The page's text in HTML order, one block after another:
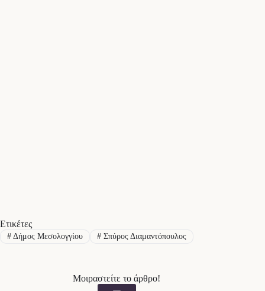
Ετικέτες
#Δήμος Μεσολογγίου #Σπύρος Διαμαντόπουλος
Μοιραστείτε το άρθρο!